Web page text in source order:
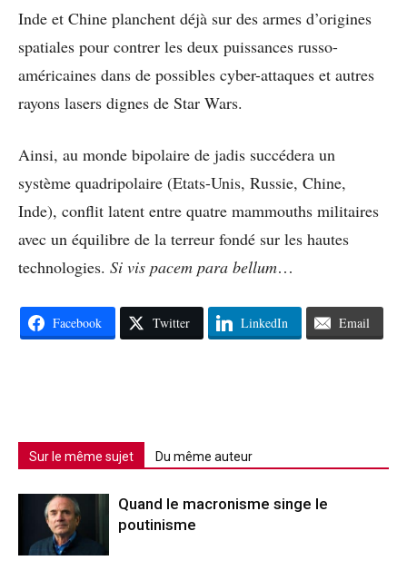
Inde et Chine planchent déjà sur des armes d’origines
spatiales pour contrer les deux puissances russo-
américaines dans de possibles cyber-attaques et autres
rayons lasers dignes de Star Wars.
Ainsi, au monde bipolaire de jadis succédera un
système quadripolaire (Etats-Unis, Russie, Chine,
Inde), conflit latent entre quatre mammouths militaires
avec un équilibre de la terreur fondé sur les hautes
technologies. Si vis pacem para bellum…
Facebook Twitter LinkedIn Email
Sur le même sujet Du même auteur
Quand le macronisme singe le
poutinisme